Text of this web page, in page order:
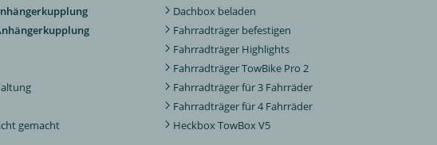
gemacht
Dachbox beladen
Fahrradträger befestigen
Fahrradträger Highlights
Fahrradträger TowBike Pro 2
Fahrradträger für 3 Fahrräder
Fahrradträger für 4 Fahrräder
Heckbox TowBox V5